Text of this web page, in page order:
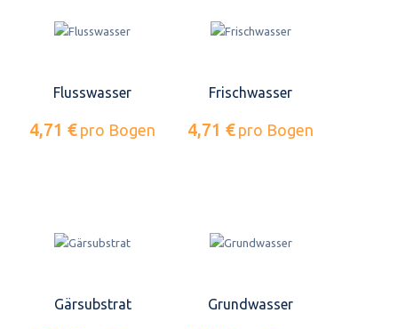
Flusswasser
4,71 € pro Bogen
Frischwasser
4,71 € pro Bogen
Gärsubstrat Grundwasser